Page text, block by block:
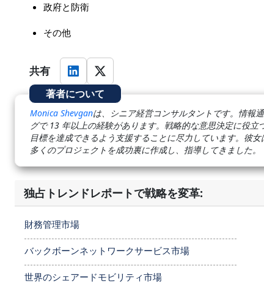
政府と防衛
その他
共有
著者について
Monica Shevganは、シニア経営コンサルタントです。情報
グで 13 年以上の経験があります。戦略的な意思決定に役
目標を達成できるよう支援することに尽力しています。彼
多くのプロジェクトを成功裏に作成し、指導してきました。
独占トレンドレポートで戦略を変革:
財務管理市場
バックボーンネットワークサービス市場
世界のシェアードモビリティ市場